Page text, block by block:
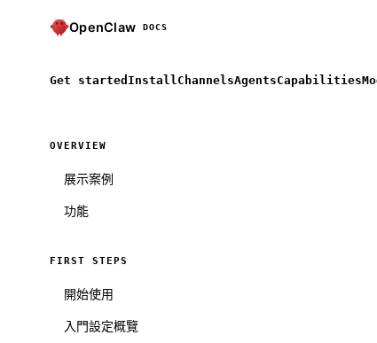
OpenClaw DOCS
Get started Install ChannelsAgentsCapabilities
OVERVIEW
展示案例
功能
FIRST STEPS
開始使用
入門設定概覽